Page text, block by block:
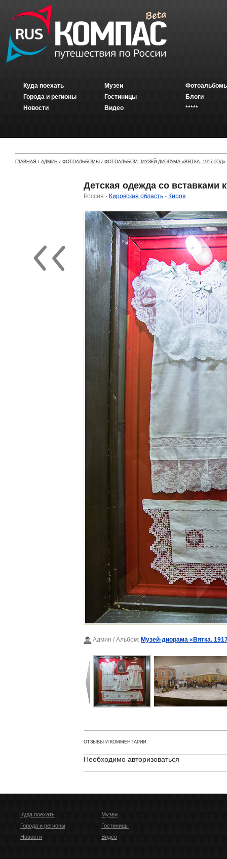
Куда поехать
Города и регионы
Новости
Музеи
Гостиницы
Видео
Блоги
*****
ГЛАВНАЯ / АДМИН / ФОТОАЛЬБОМЫ / ФОТОАЛЬБОМ: МУЗЕЙ-ДИОРАМА «ВЯТКА. 1917 ГОД»
Детская одежда со вставками
Россия - Кировская область - Киров
Админ / Альбом: Музей-диорама «Вятка.
ОТЗЫВЫ И КОММЕНТАРИИ
Необходимо авторизоваться
Куда поехать
Города и регионы
Новости
Музеи
Гостиницы
Видео